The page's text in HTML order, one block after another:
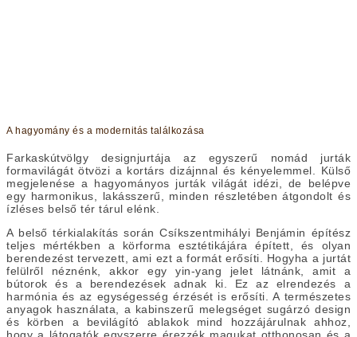
A hagyomány és a modernitás találkozása
Farkaskútvölgy designjurtája az egyszerű nomád jurták
formavilágát ötvözi a kortárs dizájnnal és kényelemmel. Külső
megjelenése a hagyományos jurták világát idézi, de belépve
egy harmonikus, lakásszerű, minden részletében átgondolt és
ízléses belső tér tárul elénk.
A belső térkialakítás során Csíkszentmihályi Benjámin építész
teljes mértékben a körforma esztétikájára épített, és olyan
berendezést tervezett, ami ezt a formát erősíti. Hogyha a jurtát
felülről néznénk, akkor egy yin-yang jelet látnánk, amit a
bútorok és a berendezések adnak ki. Ez az elrendezés a
harmónia és az egységesség érzését is erősíti. A természetes
anyagok használata, a kabinszerű melegséget sugárzó design
és körben a bevilágító ablakok mind hozzájárulnak ahhoz,
hogy a látogatók egyszerre érezzék magukat otthonosan és a